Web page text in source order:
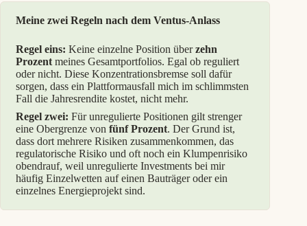
Meine zwei Regeln nach dem Ventus-Anlass
Regel eins: Keine einzelne Position überzehn
Prozent meines Gesamtportfolios. Egal ob reguliert
oder nicht. Diese Konzentrationsbremse soll dafür
sorgen, dass ein Plattformausfall mich im schlimmsten
Fall die Jahresrendite kostet, nicht mehr.
Regel zwei: Für unregulierte Positionen gilt strenger
eine Obergrenze von fünf Prozent. Der Grund ist,
dass dort mehrere Risiken zusammenkommen, das
regulatorische Risiko und oft noch ein Klumpenrisiko
obendrauf, weil unregulierte Investments bei mir
häufig Einzelwetten auf einen Bauträger oder ein
einzelnes Energieprojekt sind.